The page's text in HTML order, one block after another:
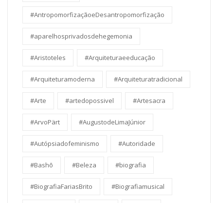
#AntropomorfizaçãoeDesantropomorfização
#aparelhosprivadosdehegemonia
#Aristoteles #Arquiteturaeeducação
#Arquiteturamoderna #Arquiteturatradicional
#Arte #artedopossivel #Artesacra
#ArvoPärt #AugustodeLimaJúnior
#Autópsiadofeminismo #Autoridade
#Bashō #Beleza #biografia
#BiografiaFariasBrito #Biografiamusical